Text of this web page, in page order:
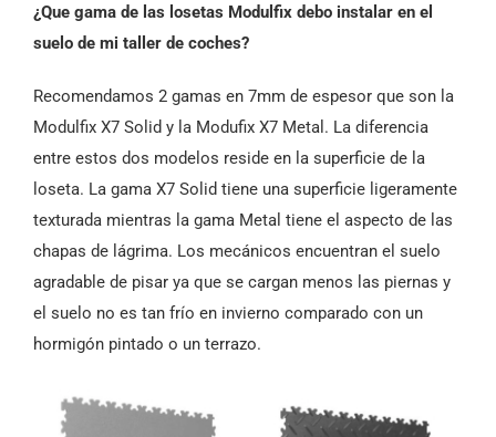
¿Que gama de las losetas Modulfix debo instalar en el
suelo de mi taller de coches?
Recomendamos 2 gamas en 7mm de espesor que son la
Modulfix X7 Solid y la Modufix X7 Metal. La diferencia
entre estos dos modelos reside en la superficie de la
loseta. La gama X7 Solid tiene una superficie ligeramente
texturada mientras la gama Metal tiene el aspecto de las
chapas de lágrima. Los mecánicos encuentran el suelo
agradable de pisar ya que se cargan menos las piernas y
el suelo no es tan frío en invierno comparado con un
hormigón pintado o un terrazo.